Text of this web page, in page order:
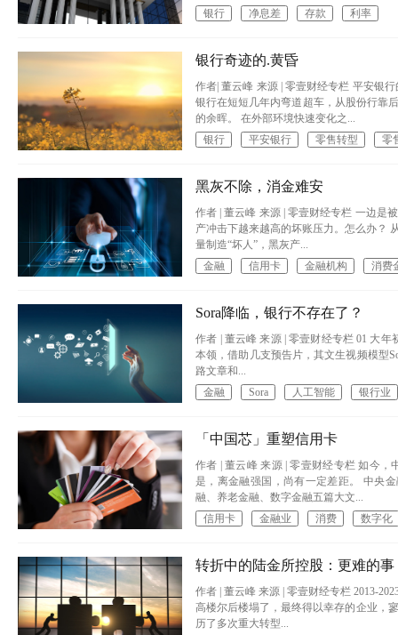
银行
净息差 存款 利率
银行奇迹的.黄昏
作者| 董云峰 来源 | 零壹财经专栏 平安银
银行在短短几年内弯道超车，从股份行靠
的余晖。 在外部环境快速变化之...
银行
平安银行 零售转型 零
黑灰不除，消金难安
作者 | 董云峰 来源 | 零壹财经专栏 一边是
产冲击下越来越高的坏账压力。怎么办？
量制造“坏人”，黑灰产...
金融
信用卡 金融机构 消费
Sora降临，银行不存在了？
作者 | 董云峰 来源 | 零壹财经专栏 01 大
本领，借助几支预告片，其文生视频模型
路文章和...
金融
Sora 人工智能 银行业
「中国芯」重塑信用卡
作者 | 董云峰 来源 | 零壹财经专栏 如今
是，离金融强国，尚有一定差距。 中央
融、养老金融、数字金融五篇大文...
信用卡
金融业 消费 数字化
转折中的陆金所控股：更难的
作者 | 董云峰 来源 | 零壹财经专栏 2013-
高楼尔后楼塌了，最终得以幸存的企业，
历了多次重大转型...